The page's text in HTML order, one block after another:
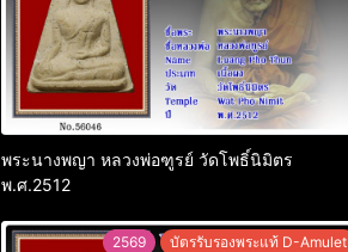
พระนางพญา หลวงพ่อฑูรย์ วัดโพธิ์นิมิตร
พ.ศ.2512
2569 บัตรรับรองพระแท้ D-Amulet